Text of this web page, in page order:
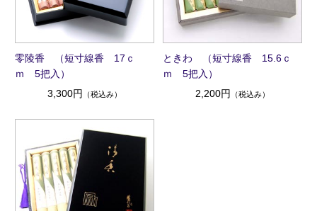
零陵香 （短寸線香 17ｃ
ｍ 5把入）
3,300円
（税込み）
ときわ （短寸線香 15.6ｃ
ｍ 5把入）
2,200円
（税込み）